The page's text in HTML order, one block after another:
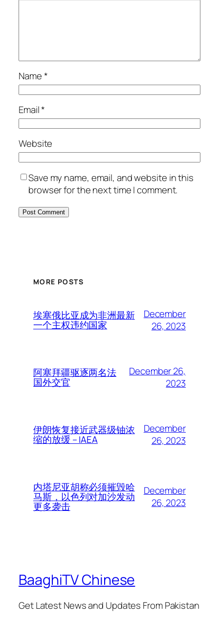
Name*
Email*
Website
Save my name, email, and website in this
browser for the next time I comment.
MORE POSTS
埃塞俄比亚成为非洲最新
一个主权违约国家
December
26, 2023
阿塞拜疆驱逐两名法
国外交官
December 26,
2023
伊朗恢复接近武器级铀浓
缩的放缓 – IAEA
December
26, 2023
内塔尼亚胡称必须摧毁哈
马斯，以色列对加沙发动
更多袭击
December
26, 2023
BaaghiTV Chinese
Get Latest News and Updates From Pakistan